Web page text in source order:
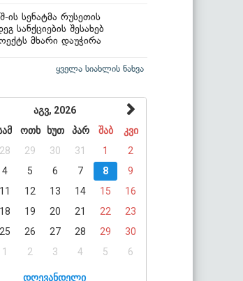
ის სენატმა რუსეთის
სანქციების შესახებ
მხარი დაუჭირა
ყველა სიახლის ნახვა
აგვ, 2026
ოთხ ხუთ პარ შაბ
კვი
28 29 30 31 1
2
4 5 6 7 8
9
11 12 13 14 15
16
18 19 20 21 22
23
25 26 27 28 29
30
1 2 3 4 5 6
დღევანდელი